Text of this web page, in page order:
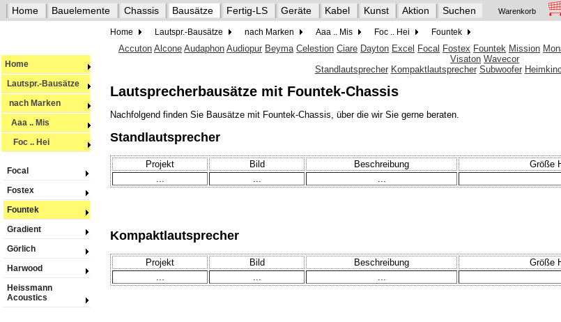
Home Bauelemente Chassis Bausätze Fertig-LS Geräte Kabel Kunst Aktion Suchen Warenkorb
Home Lautspr.-Bausätze nach Marken Aaa .. Mis Foc .. Hei Fountek
Home
Lautspr.-Bausätze
nach Marken
Aaa .. Mis
Foc .. Hei
Focal
Fostex
Fountek
Gradient
Görlich
Harwood
Heissmann
Acoustics
Accuton Alcone Audaphon Audiopur Beyma Celestion Ciare Dayton Excel Focal Fostex Fountek Mission
Visaton Wavecor
Standlautsprecher Kompaktlautsprecher Subwoofer
Lautsprecherbausätze mit Fountek-Chassis
Nachfolgend finden Sie Bausätze mit Fountek-Chassis, über die wir Sie gerne beraten.
Standlautsprecher
Projekt Bild Beschreibung Größe
Kompaktlautsprecher
Projekt Bild Beschreibung Größe